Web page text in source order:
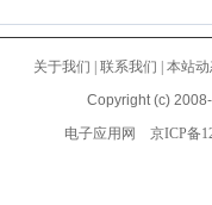
关于我们 联系我们
本站
Copyright (c)
电子应用网
京ICP备